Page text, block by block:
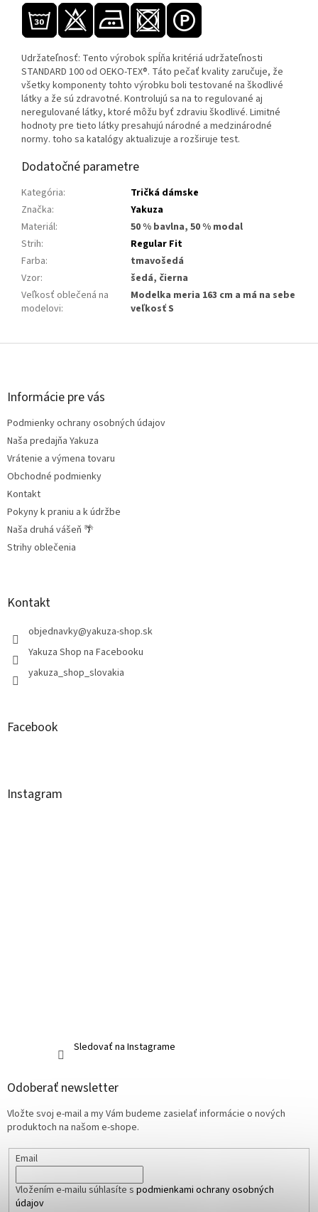
Udržateľnosť: Tento výrobok spĺňa kritériá udržateľnosti
STANDARD 100 od OEKO-TEX®. Táto pečať kvality zaručuje, že
všetky komponenty tohto výrobku boli testované na škodlivé
látky a že sú zdravotné. Kontrolujú sa na to regulované aj
neregulované látky, ktoré môžu byť zdraviu škodlivé. Limitné
hodnoty pre tieto látky presahujú národné a medzinárodné
normy. toho sa katalógy aktualizuje a rozširuje test.
Dodatočné parametre
Kategória:
Tričká dámske
Značka:
Yakuza
Materiál:
50 % bavlna, 50 % modal
Strih:
Regular Fit
Farba:
tmavošedá
Vzor:
šedá, čierna
Veľkosť oblečená na
modelovi:
Modelka meria 163 cm a má na sebe
veľkosť S
Z
Informácie pre vás
Podmienky ochrany osobných údajov
Naša predajňa Yakuza
Vrátenie a výmena tovaru
Obchodné podmienky
Kontakt
Pokyny k praniu a k údržbe
Naša druhá vášeň 🌴
Strihy oblečenia
Kontakt
objednavky@yakuza-shop.sk
Yakuza Shop na Facebooku
yakuza_shop_slovakia
Facebook
Instagram
Sledovať na Instagrame
Odoberať newsletter
Vložte svoj e-mail a my Vám budeme zasielať informácie o nových
produktoch na našom e-shope.
Email
Vložením e-mailu súhlasíte s podmienkami ochrany osobných
údajov